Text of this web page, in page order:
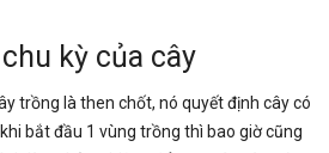
kỳ của cây
trồng là then chốt, nó quyết định cây có
bắt đầu 1 vùng trồng thì bao giờ cũng